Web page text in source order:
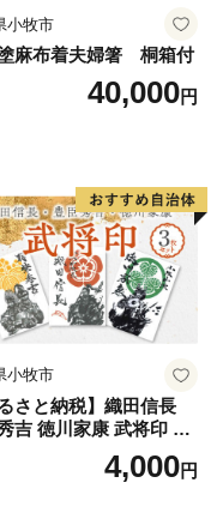
小牧市
麻布着夫婦箸 桐箱付
40,000円
小牧市
るさと納税】織田信長
吉 徳川家康 武将印 3
ット イラスト 戦国 武将
山城 墨絵 龍画師 書道ア
4,000円